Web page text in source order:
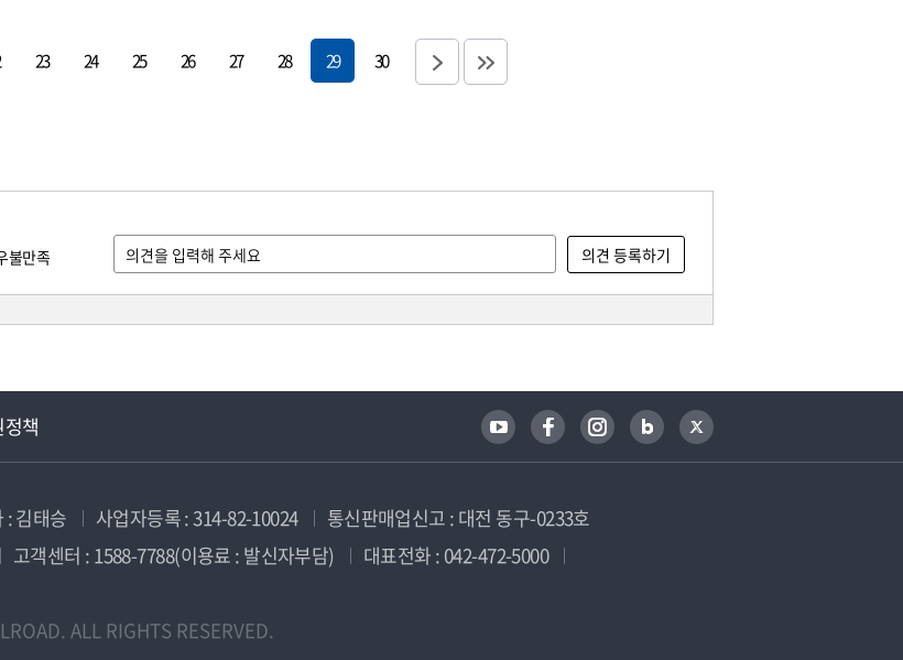
23 24 25 26 27 28 29 30
불만족
책
: 김태승 사업자등록 : 314-82-10024
통신판매업신고 : 대전 동구-0233호
고객센터 : 1588-7788(이용료 : 발신자부담)
대표전화 : 042-472-5000
ALL RIGHTS RESERVED.